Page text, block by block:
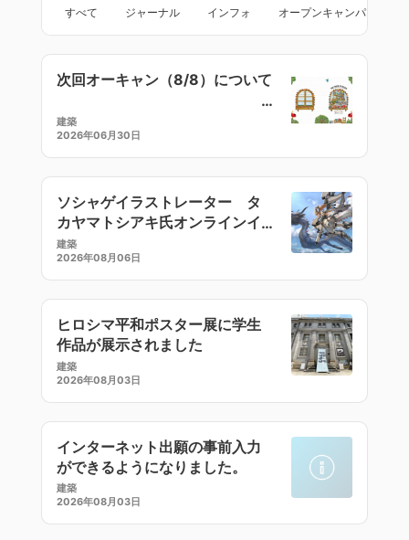
すべて ジャーナル インフォ オープンキャンパス
次回オーキャン（8/8）について
建築
2026年06月30日
ソシャゲイラストレーター タ
カヤマトシアキ氏オンラインイ
ラストセミナー
建築
2026年08月06日
ヒロシマ平和ポスター展に学生
作品が展示されました
建築
2026年08月03日
インターネット出願の事前入力
ができるようになりました。
建築
2026年08月03日